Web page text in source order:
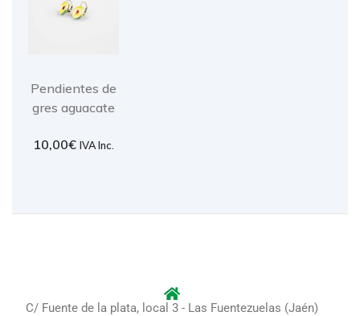
Pendientes de
gres aguacate
10,00€ IVA Inc.
C/ Fuente de la plata, local 3 - Las Fuentezuelas (Jaén)